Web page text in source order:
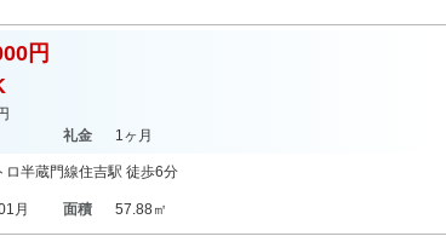
円
礼金 1ヶ月
ロ半蔵門線住吉駅 徒歩6分
月 面積 57.88㎡